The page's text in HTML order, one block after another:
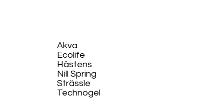
Akva
Ecolife​
Hästens
Nill Spring
Strässle
Technogel